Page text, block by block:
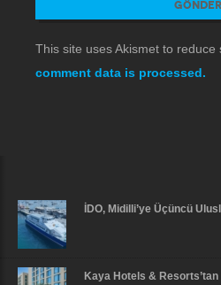
This site uses Akismet to reduce
comment data is processed.
İDO, Midilli’ye Üçüncü
Kaya Hotels & Resorts’tan